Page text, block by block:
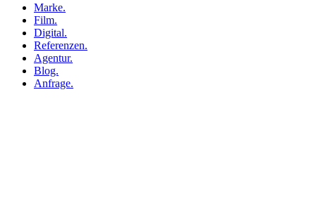
Marke.
Film.
Digital.
Referenzen.
Agentur.
Blog.
Anfrage.